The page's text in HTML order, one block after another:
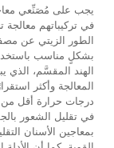
يجب على مُصَنِّعي
في تركيباتهم
الطور الزيتي عن
بشكلٍ مناسب
الهند المقسَّم، الذي
المعالجة وأكثر
في تقليل الشعور
بمعاجين الأسنان